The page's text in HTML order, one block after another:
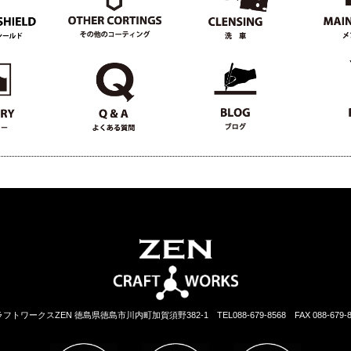
フトワークスZEN 徳島県徳島市川内町加賀須野382-1 TEL088-679-8568 FAX 088-679-